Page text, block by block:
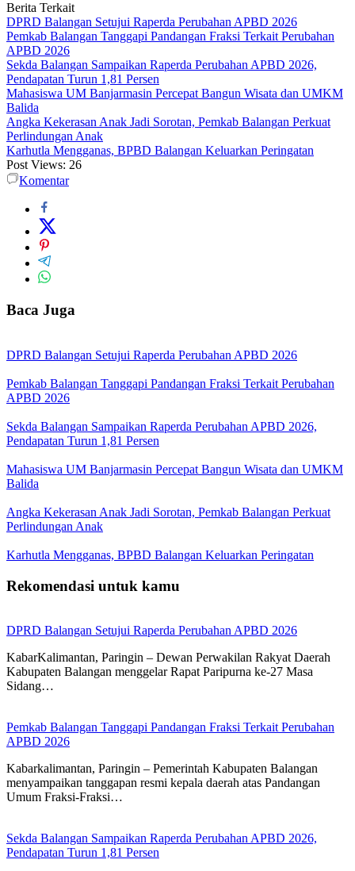
Berita Terkait
DPRD Balangan Setujui Raperda Perubahan APBD 2026
Pemkab Balangan Tanggapi Pandangan Fraksi Terkait Perubahan
APBD 2026
Sekda Balangan Sampaikan Raperda Perubahan APBD 2026,
Pendapatan Turun 1,81 Persen
Mahasiswa UM Banjarmasin Percepat Bangun Wisata dan UMKM
Balida
Angka Kekerasan Anak Jadi Sorotan, Pemkab Balangan Perkuat
Perlindungan Anak
Karhutla Mengganas, BPBD Balangan Keluarkan Peringatan
Post Views: 26
Komentar
Baca Juga
DPRD Balangan Setujui Raperda Perubahan APBD 2026
Pemkab Balangan Tanggapi Pandangan Fraksi Terkait Perubahan
APBD 2026
Sekda Balangan Sampaikan Raperda Perubahan APBD 2026,
Pendapatan Turun 1,81 Persen
Mahasiswa UM Banjarmasin Percepat Bangun Wisata dan UMKM
Balida
Angka Kekerasan Anak Jadi Sorotan, Pemkab Balangan Perkuat
Perlindungan Anak
Karhutla Mengganas, BPBD Balangan Keluarkan Peringatan
Rekomendasi untuk kamu
DPRD Balangan Setujui Raperda Perubahan APBD 2026
KabarKalimantan, Paringin – Dewan Perwakilan Rakyat Daerah
Kabupaten Balangan menggelar Rapat Paripurna ke-27 Masa
Sidang…
Pemkab Balangan Tanggapi Pandangan Fraksi Terkait Perubahan
APBD 2026
Kabarkalimantan, Paringin – Pemerintah Kabupaten Balangan
menyampaikan tanggapan resmi kepala daerah atas Pandangan
Umum Fraksi-Fraksi…
Sekda Balangan Sampaikan Raperda Perubahan APBD 2026,
Pendapatan Turun 1,81 Persen